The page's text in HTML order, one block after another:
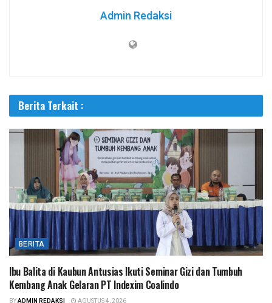
Admin Redaksi
Berita Terkait :
BERITA
Ibu Balita di Kaubun Antusias Ikuti Seminar Gizi dan Tumbuh
Kembang Anak Gelaran PT Indexim Coalindo
BYADMIN REDAKSI AGUSTUS 4, 2026